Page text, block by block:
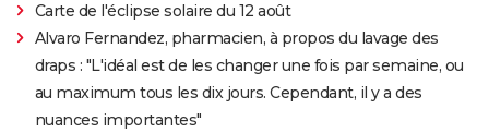
Carte de l'éclipse solaire du 12 août
Alvaro Fernandez, pharmacien, à propos du lavage des
draps : "L'idéal est de les changer une fois par semaine, ou
au maximum tous les dix jours. Cependant, il y a des
nuances importantes"